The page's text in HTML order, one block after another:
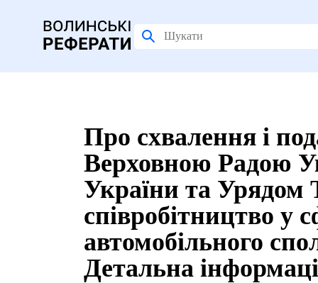
Про схвалення і
Верховною Радою
України та Урядом
співробітництво у
автомобільного
Детальна